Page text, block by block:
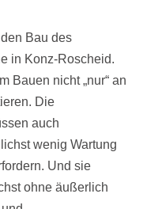
Bau des
in Konz-Roscheid.
Bauen nicht „nur“ an
Die
auch
wenig Wartung
Und sie
ohne äußerlich